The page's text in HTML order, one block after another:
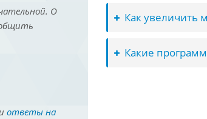
О
ответы на
Как увеличить
Какие